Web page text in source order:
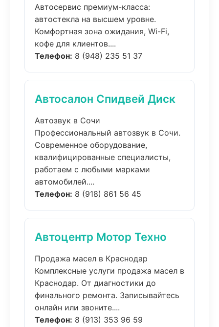
Автосервис премиум-класса:
автостекла на высшем уровне.
Комфортная зона ожидания, Wi-Fi,
кофе для клиентов....
Телефон: 8 (948) 235 51 37
Автосалон Спидвей Диск
Автозвук в Сочи
Профессиональный автозвук в Сочи.
Современное оборудование,
квалифицированные специалисты,
работаем с любыми марками
автомобилей....
Телефон: 8 (918) 861 56 45
Автоцентр Мотор Техно
Продажа масел в Краснодар
Комплексные услуги продажа масел в
Краснодар. От диагностики до
финального ремонта. Записывайтесь
онлайн или звоните....
Телефон: 8 (913) 353 96 59